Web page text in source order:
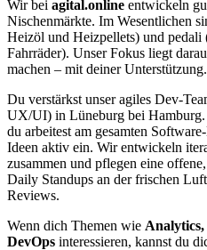
Wir bei agital.online entwickeln
Nischenmärkte. Im Wesentlichen
Heizöl und Heizpellets) und pedali
Fahrräder). Unser Fokus liegt
machen – mit deiner Unterstützung.
Du verstärkst unser agiles Dev-
UX/UI) in Lüneburg bei
du arbeitest am gesamten
Ideen aktiv ein. Wir entwickeln
zusammen und pflegen eine
Daily Standups an der frischen
Reviews.
Wenn dich Themen wie
DevOps interessieren, kannst du